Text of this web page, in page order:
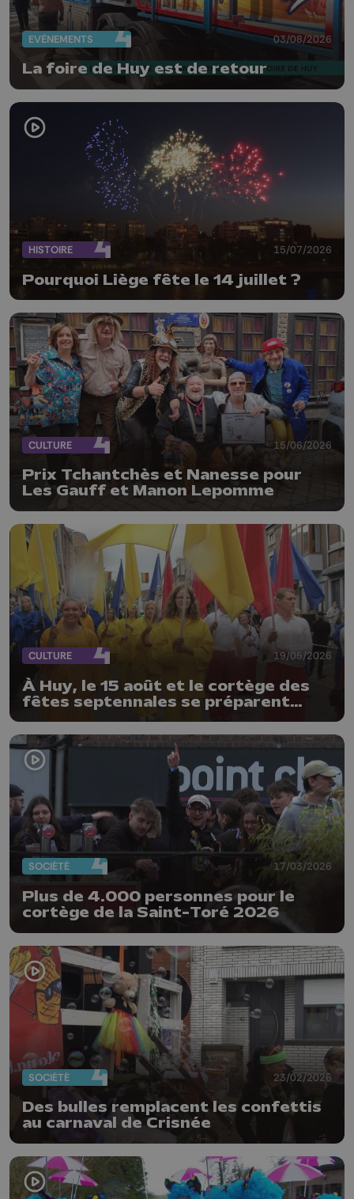
EVÈNEMENTS 03/08/2026
La foire de Huy est de retour
HISTOIRE 15/07/2026
Pourquoi Liège fête le 14 juillet ?
CULTURE 15/06/2026
Prix Tchantchès et Nanesse pour
Les Gauff et Manon Lepomme
CULTURE 19/05/2026
À Huy, le 15 août et le cortège des
fêtes septennales se préparent
déjà, les organisateurs lancent un
vibrant appel à l’aide
SOCIÉTÉ 17/03/2026
Plus de 4.000 personnes pour le
cortège de la Saint-Toré 2026
SOCIÉTÉ 23/02/2026
Des bulles remplacent les confettis
au carnaval de Crisnée